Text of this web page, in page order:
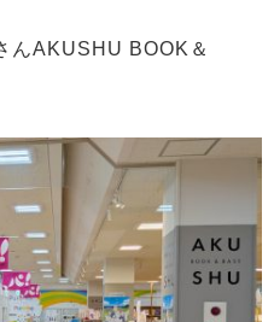
んAKUSHU BOOK＆